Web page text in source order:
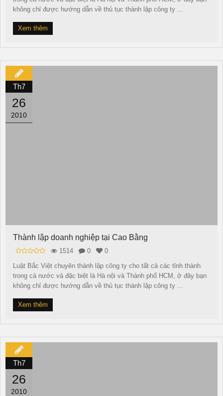
không chỉ được hướng dẫn về thủ tục thành lập công ty ...
Xem thêm
Th7
26
2010
Thành lập doanh nghiệp tại Cao Bằng
1514 0
0
Luật Bắc Việt chuyên thành lập công ty cho tất cả các tỉnh thành
trong cả nước và đặc biệt là Hà nội và Thành phố HCM, ở đây bạn
không chỉ được hướng dẫn về thủ tục thành lập công ty ...
Xem thêm
Th7
26
2010